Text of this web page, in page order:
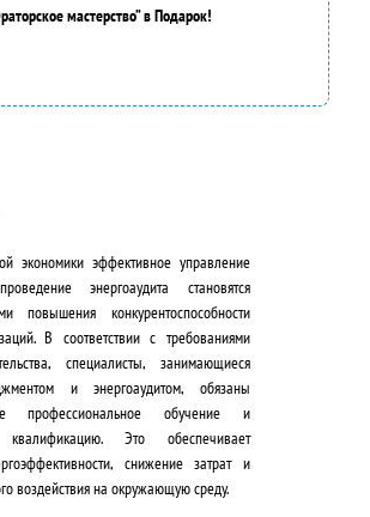
мастерство” в Подарок!
экономики эффективное управление
энергоаудита становятся
повышения конкурентоспособности
В соответствии с требованиями
специалисты, занимающиеся
и энергоаудитом, обязаны
профессиональное обучение и
Это обеспечивает
снижение затрат и
воздействия на окружающую среду.